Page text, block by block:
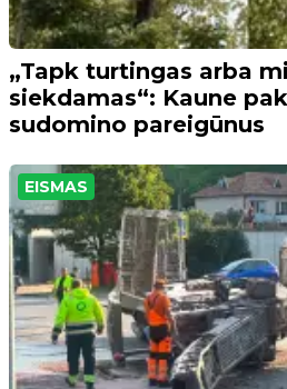
„Tapk turtingas arba
siekdamas“: Kaune
sudomino pareigūnus
EISMAS